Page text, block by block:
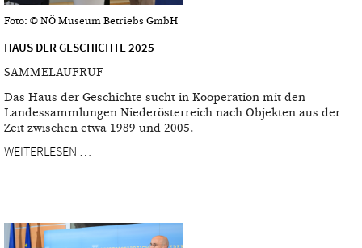
Foto: © NÖ Museum Betriebs GmbH
HAUS DER GESCHICHTE 2025
SAMMELAUFRUF
Das Haus der Geschichte sucht in Kooperation mit den
Landessammlungen Niederösterreich nach Objekten aus der
Zeit zwischen etwa 1989 und 2005.
WEITERLESEN …